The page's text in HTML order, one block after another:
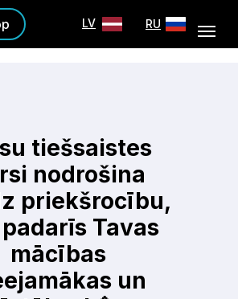
LV RU
tiešsaistes
nodrošina
priekšrocību,
Tavas
mācības
un